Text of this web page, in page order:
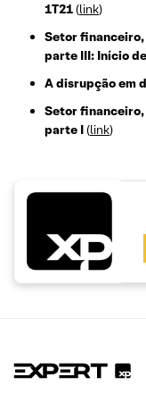
1T21(link)
Setor financeiro,
parte III: Início
A disrupção em
Setor financeiro,
parte I(link)